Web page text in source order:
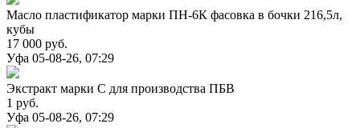
Масло пластификатор марки ПН-6К фасовка в бочки 216,5л,
кубы
17 000 руб.
Уфа 05-08-26, 07:29
Экстракт марки С для производства ПБВ
1 руб.
Уфа 05-08-26, 07:29